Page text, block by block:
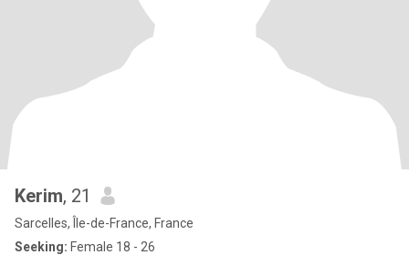
Kerim, 21
Sarcelles, Île-de-France, France
Seeking: Female 18 - 26